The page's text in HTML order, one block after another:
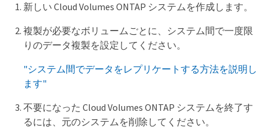
新しい Cloud Volumes ONTAP システムを作成します。
複製が必要なボリュームごとに、システム間で一度限
りのデータ複製を設定してください。
"システム間でデータをレプリケートする方法を説明し
ます"
不要になった Cloud Volumes ONTAP システムを終了す
るには、元のシステムを削除してください。